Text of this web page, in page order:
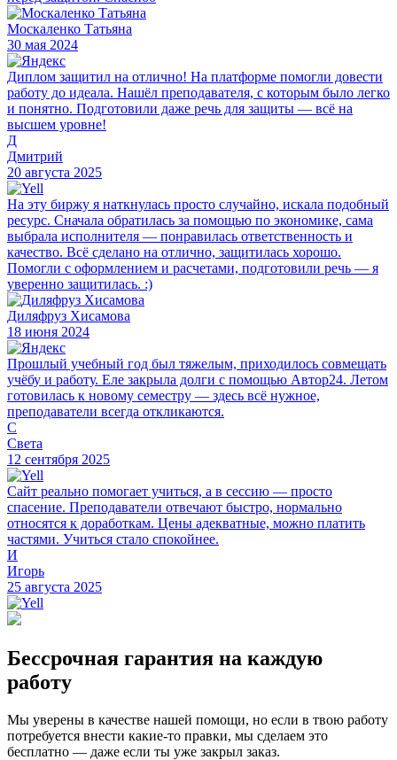
Москаленко Татьяна
30 мая 2024
Диплом защитил на отлично! На платформе помогли довести
работу до идеала. Нашёл преподавателя, с которым было легко
и понятно. Подготовили даже речь для защиты — всё на
высшем уровне!
Д
Дмитрий
20 августа 2025
На эту биржу я наткнулась просто случайно, искала подобный
ресурс. Сначала обратилась за помощью по экономике, сама
выбрала исполнителя — понравилась ответственность и
качество. Всё сделано на отлично, защитилась хорошо.
Помогли с оформлением и расчетами, подготовили речь — я
уверенно защитилась. :)
Диляфруз Хисамова
18 июня 2024
Прошлый учебный год был тяжелым, приходилось совмещать
учёбу и работу. Еле закрыла долги с помощью Автор24. Летом
готовилась к новому семестру — здесь всё нужное,
преподаватели всегда откликаются.
С
Света
12 сентября 2025
Сайт реально помогает учиться, а в сессию — просто
спасение. Преподаватели отвечают быстро, нормально
относятся к доработкам. Цены адекватные, можно платить
частями. Учиться стало спокойнее.
И
Игорь
25 августа 2025
Бессрочная гарантия на каждую
работу
Мы уверены в качестве нашей помощи, но если в твою работу
потребуется внести какие-то правки, мы сделаем это
бесплатно — даже если ты уже закрыл заказ.